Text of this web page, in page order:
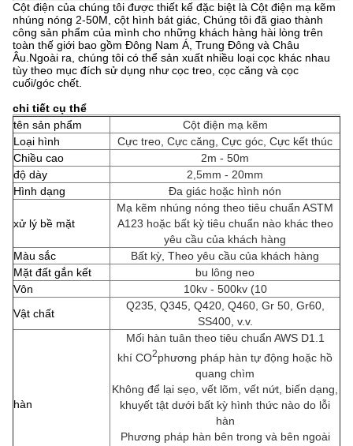
Cột điện của chúng tôi được thiết kế đặc biệt là Cột điện mạ kẽm
nhúng nóng 2-50M, cột hình bát giác, Chúng tôi đã giao thành
công sản phẩm của mình cho những khách hàng hài lòng trên
toàn thế giới bao gồm Đông Nam Á, Trung Đông và Châu
Âu.Ngoài ra, chúng tôi có thể sản xuất nhiều loại cọc khác nhau
tùy theo mục đích sử dụng như cọc treo, cọc căng và cọc
cuối/góc chết.
chi tiết cụ thể
tên sản phẩm
Cột điện mạ kẽm
Loại hình
Cực treo, Cực căng, Cực góc, Cực kết thúc
Chiều cao
2m - 50m
độ dày
2,5mm - 20mm
Hình dạng
Đa giác hoặc hình nón
xử lý bề mặt
Mạ kẽm nhúng nóng theo tiêu chuẩn ASTM
A123 hoặc bất kỳ tiêu chuẩn nào khác theo
yêu cầu của khách hàng
Màu sắc
Bất kỳ, Theo yêu cầu của khách hàng
Mặt đất gắn kết
bu lông neo
Vôn
10kv - 500kv (10
Vật chất
Q235, Q345, Q420, Q460, Gr 50, Gr60,
SS400, v.v.
hàn
Mối hàn tuân theo tiêu chuẩn AWS D1.1
khí CO2phương pháp hàn tự động hoặc hồ
quang chìm
Không để lại sẹo, vết lõm, vết nứt, biến dạng,
khuyết tật dưới bất kỳ hình thức nào do lỗi
hàn
Phương pháp hàn bên trong và bên ngoài